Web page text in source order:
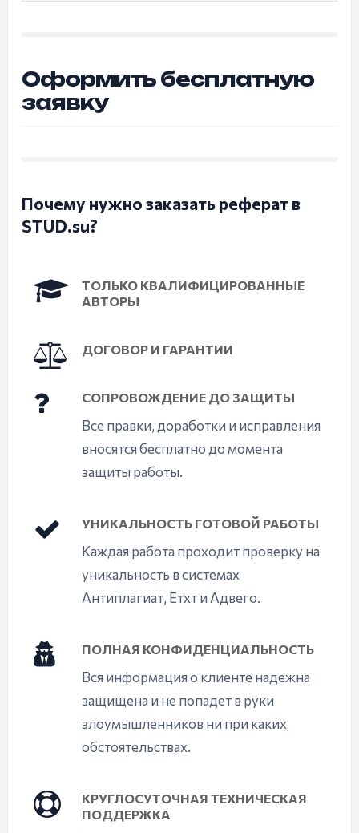
Оформить бесплатную
заявку
Почему нужно заказать реферат в
STUD.su?
ТОЛЬКО КВАЛИФИЦИРОВАННЫЕ
АВТОРЫ
ДОГОВОР И ГАРАНТИИ
СОПРОВОЖДЕНИЕ ДО ЗАЩИТЫ
Все правки, доработки и исправления
вносятся бесплатно до момента
защиты работы.
УНИКАЛЬНОСТЬ ГОТОВОЙ РАБОТЫ
Каждая работа проходит проверку на
уникальность в системах
Антиплагиат, Етхт и Адвего.
ПОЛНАЯ КОНФИДЕНЦИАЛЬНОСТЬ
Вся информация о клиенте надежна
защищена и не попадет в руки
злоумышленников ни при каких
обстоятельствах.
КРУГЛОСУТОЧНАЯ ТЕХНИЧЕСКАЯ
ПОДДЕРЖКА